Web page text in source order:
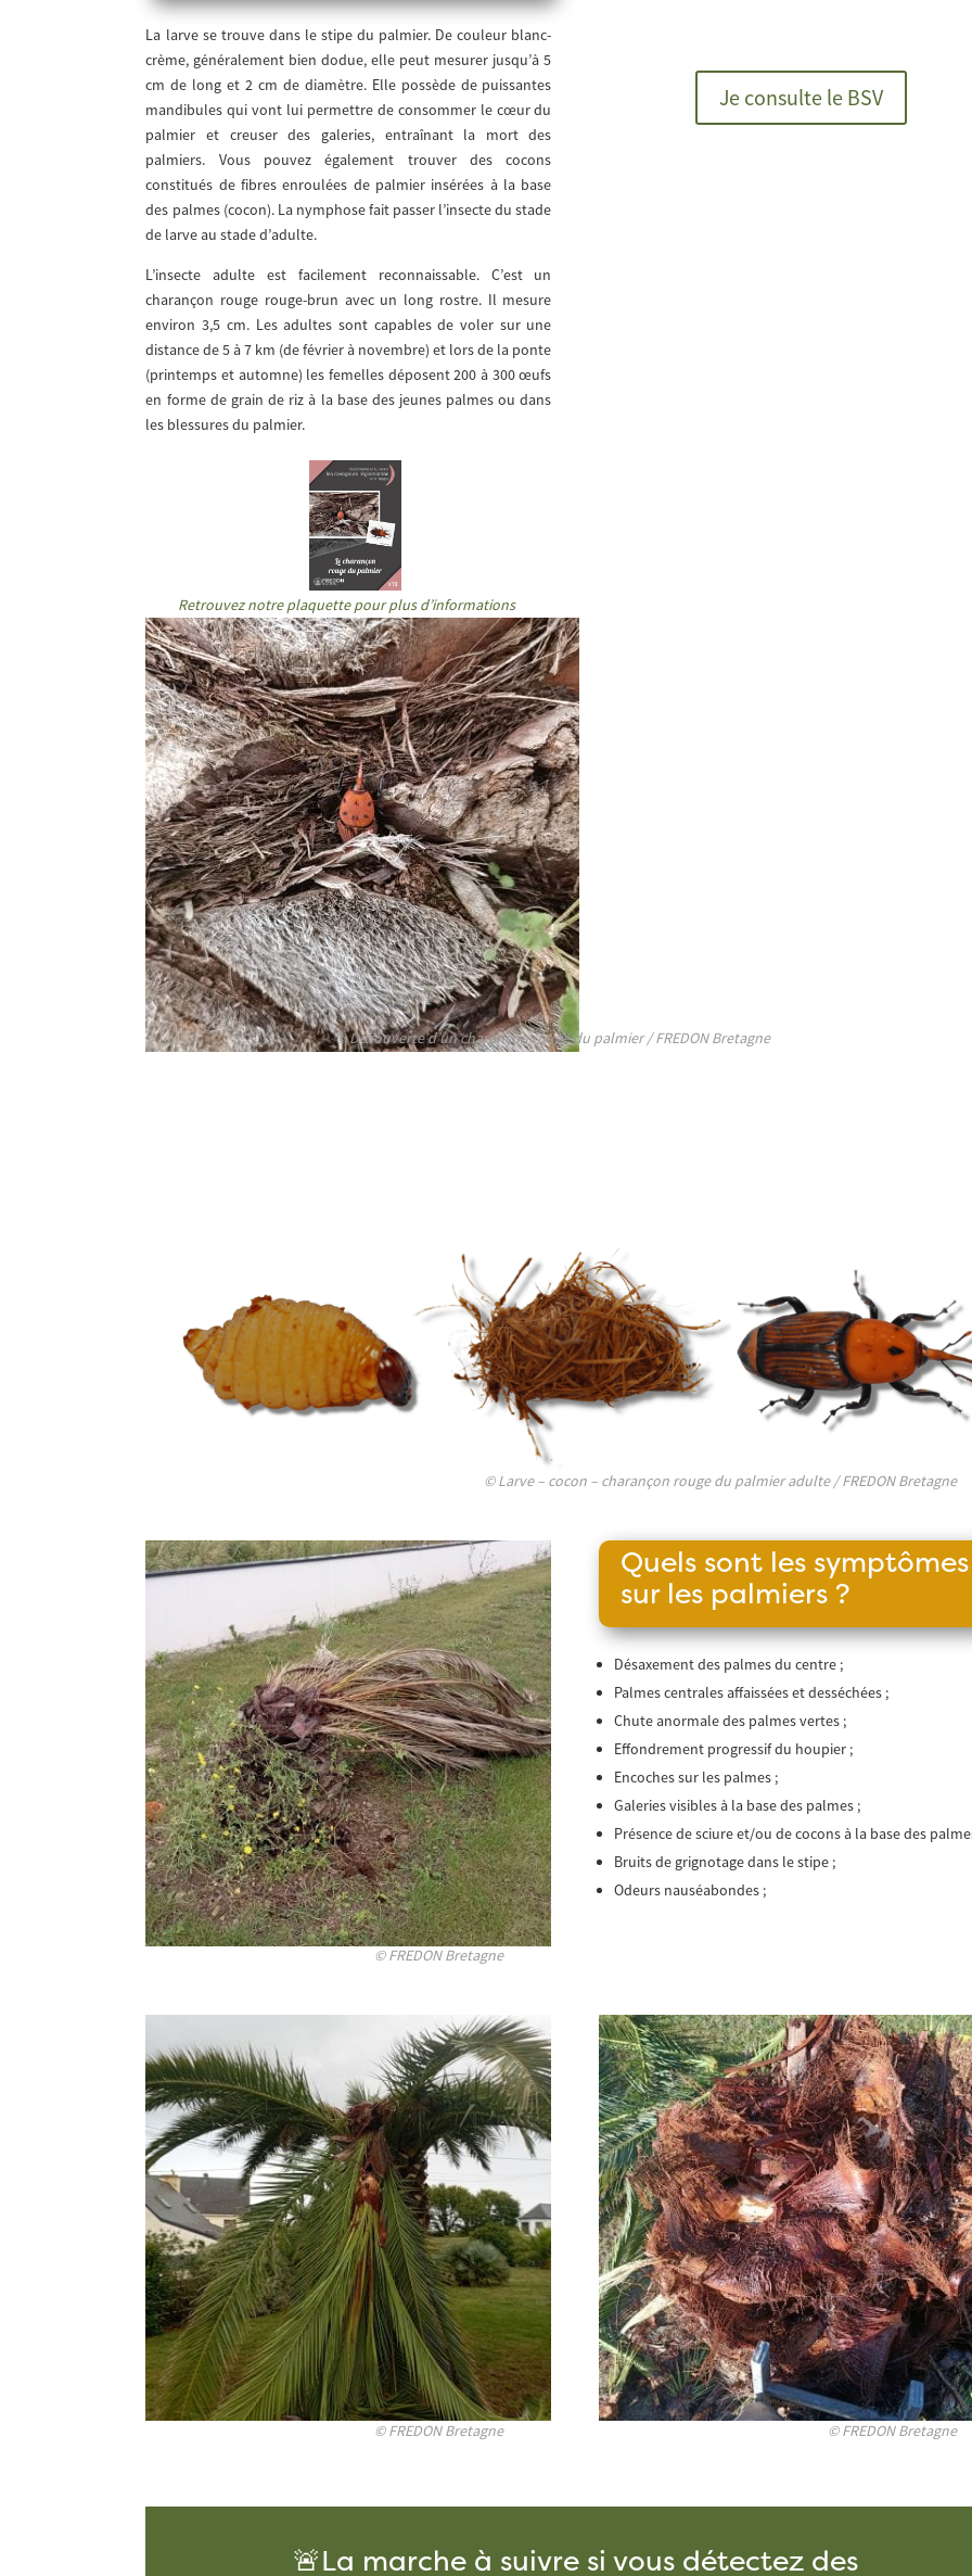
La larve se trouve dans le stipe du palmier. De couleur blanc-
crème, généralement bien dodue, elle peut mesurer jusqu’à 5
cm de long et 2 cm de diamètre. Elle possède de puissantes
mandibules qui vont lui permettre de consommer le cœur du
palmier et creuser des galeries, entraînant la mort des
palmiers. Vous pouvez également trouver des cocons
constitués de fibres enroulées de palmier insérées à la base
des palmes (cocon). La nymphose fait passer l’insecte du stade
de larve au stade d’adulte.
L’insecte adulte est facilement reconnaissable. C’est un
charançon rouge rouge-brun avec un long rostre. Il mesure
environ 3,5 cm. Les adultes sont capables de voler sur une
distance de 5 à 7 km (de février à novembre) et lors de la ponte
(printemps et automne) les femelles déposent 200 à 300 œufs
en forme de grain de riz à la base des jeunes palmes ou dans
les blessures du palmier.
Retrouvez notre plaquette pour plus d’informations
Je consulte le BSV
© Découverte d’un charançon rouge du palmier / FREDON Bretagne
© Larve – cocon – charançon rouge du palmier adulte / FREDON Bretagne
© FREDON Bretagne
Quels sont les symptômes
sur les palmiers ?
Désaxement des palmes du centre ;
Palmes centrales affaissées et desséchées ;
Chute anormale des palmes vertes ;
Effondrement progressif du houpier ;
Encoches sur les palmes ;
Galeries visibles à la base des palmes ;
Présence de sciure et/ou de cocons à la base des
Bruits de grignotage dans le stipe ;
Odeurs nauséabondes ;
© FREDON Bretagne © FREDON Bretagne
🚨La marche à suivre si vous détectez des